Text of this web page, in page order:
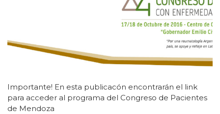
Importante! En esta publicacón encontrarán el link
para acceder al programa del Congreso de Pacientes
de Mendoza